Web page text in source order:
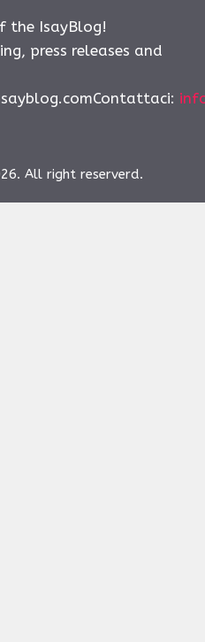
the IsayBlog!
press releases and
:
All right reserverd.